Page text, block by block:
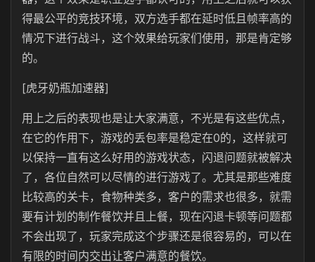
得最公平的竞技环境，双方选手都在延时低且帧率高的
情况下进行战斗，这个效果给玩家们使用，那是肯定够
的。
[虎牙奶瓶加速器]
用上之后的表现也是让大家满意，不光是有这些优点，
在它的作用下，游戏的丢包率是稳定在0的，这样就可
以保持一直有这么好用的游戏状态，闪退问题就被解决
了，各位自然可以尽情的进行游戏了。尤其是那些难度
比较高的关卡，食物种类多，客户的需求也很多，就需
要有计划的制作餐饮并且上餐，现在闪退卡顿等问题都
不会出现了，玩家完成这个步骤还是很容易的，可以在
有限的时间内交出让客户满意的餐饮。